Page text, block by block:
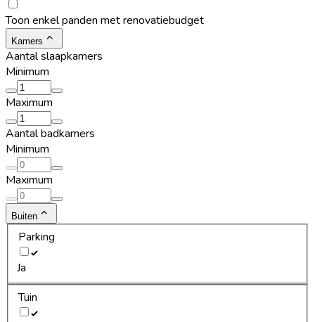
Toon enkel panden met renovatiebudget
Kamers
Aantal slaapkamers
Minimum
Maximum
Aantal badkamers
Minimum
Maximum
Buiten
Parking
Ja
Tuin